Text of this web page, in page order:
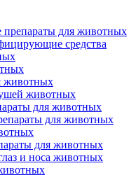
препараты для животных
средства
животных
животных
для животных
для животных
для животных
и носа животных